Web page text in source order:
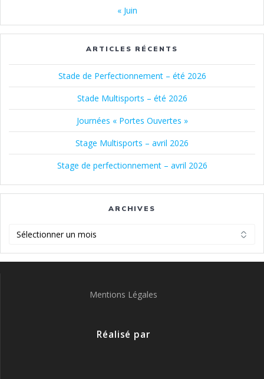
« Juin
ARTICLES RÉCENTS
Stade de Perfectionnement – été 2026
Stade Multisports – été 2026
Journées « Portes Ouvertes »
Stage Multisports – avril 2026
Stage de perfectionnement – avril 2026
ARCHIVES
Mentions Légales
Réalisé par